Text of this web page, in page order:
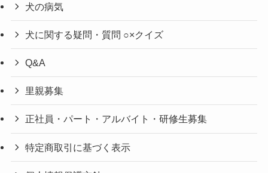
犬の病気
犬に関する疑問・質問 ○×クイズ
Q&A
里親募集
正社員・パート・アルバイト・研修生募集
特定商取引に基づく表示